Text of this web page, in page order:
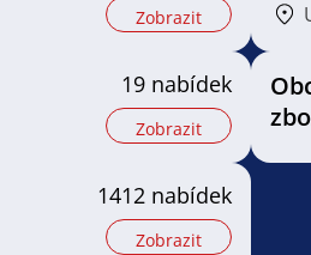
Zobrazit
19 nabídek
Zobrazit
1412 nabídek
Zobrazit